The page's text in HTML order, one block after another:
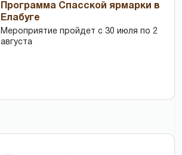
Программа Спасской ярмарки в
Елабуге
Мероприятие пройдет с 30 июля по 2
августа